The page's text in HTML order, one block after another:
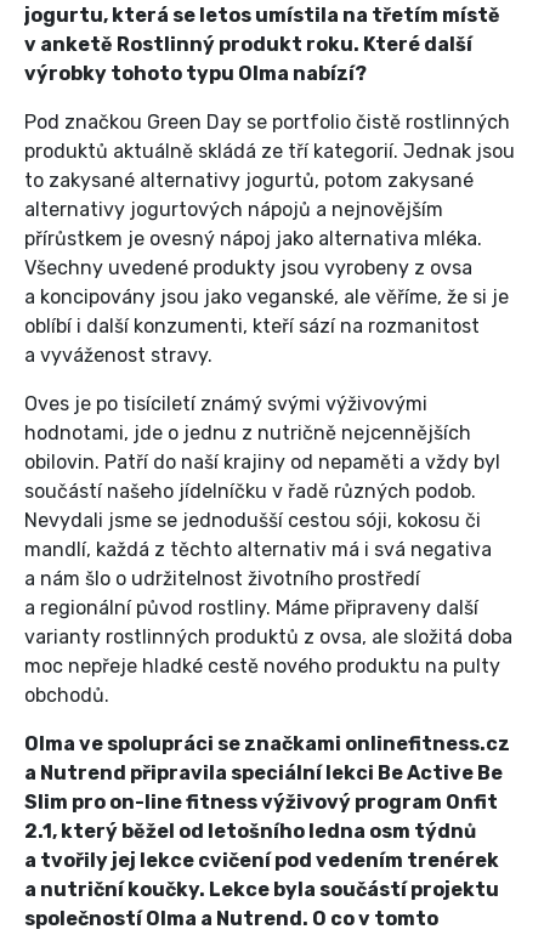
jogurtu, která se letos umístila na třetím místě
v anketě Rostlinný produkt roku. Které další
výrobky tohoto typu Olma nabízí?
Pod značkou Green Day se portfolio čistě rostlinných
produktů aktuálně skládá ze tří kategorií. Jednak jsou
to zakysané alternativy jogurtů, potom zakysané
alternativy jogurtových nápojů a nejnovějším
přírůstkem je ovesný nápoj jako alternativa mléka.
Všechny uvedené produkty jsou vyrobeny z ovsa
a koncipovány jsou jako veganské, ale věříme, že si je
oblíbí i další konzumenti, kteří sází na rozmanitost
a vyváženost stravy.
Oves je po tisíciletí známý svými výživovými
hodnotami, jde o jednu z nutričně nejcennějších
obilovin. Patří do naší krajiny od nepaměti a vždy byl
součástí našeho jídelníčku v řadě různých podob.
Nevydali jsme se jednodušší cestou sóji, kokosu či
mandlí, každá z těchto alternativ má i svá negativa
a nám šlo o udržitelnost životního prostředí
a regionální původ rostliny. Máme připraveny další
varianty rostlinných produktů z ovsa, ale složitá doba
moc nepřeje hladké cestě nového produktu na pulty
obchodů.
Olma ve spolupráci se značkami onlinefitness.cz
a Nutrend připravila speciální lekci Be Active Be
Slim pro on-line fitness výživový program Onfit
2.1, který běžel od letošního ledna osm týdnů
a tvořily jej lekce cvičení pod vedením trenérek
a nutriční koučky. Lekce byla součástí projektu
společností Olma a Nutrend. O co v tomto